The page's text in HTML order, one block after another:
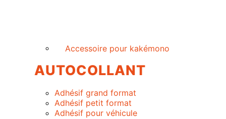
Accessoire pour kakémono
AUTOCOLLANT
Adhésif grand format
Adhésif petit format
Adhésif pour véhicule